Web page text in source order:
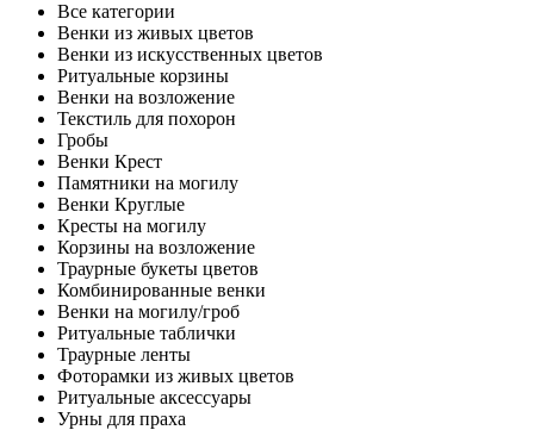
Все категории
Венки из живых цветов
Венки из искусственных цветов
Ритуальные корзины
Венки на возложение
Текстиль для похорон
Гробы
Венки Крест
Памятники на могилу
Венки Круглые
Кресты на могилу
Корзины на возложение
Траурные букеты цветов
Комбинированные венки
Венки на могилу/гроб
Ритуальные таблички
Траурные ленты
Фоторамки из живых цветов
Ритуальные аксессуары
Урны для праха